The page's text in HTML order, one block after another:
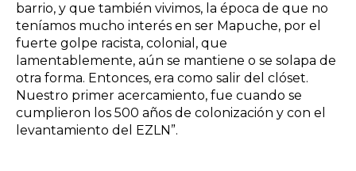
barrio, y que también vivimos, la época de que no
teníamos mucho interés en ser Mapuche, por el
fuerte golpe racista, colonial, que
lamentablemente, aún se mantiene o se solapa de
otra forma. Entonces, era como salir del clóset.
Nuestro primer acercamiento, fue cuando se
cumplieron los 500 años de colonización y con el
levantamiento del EZLN”.